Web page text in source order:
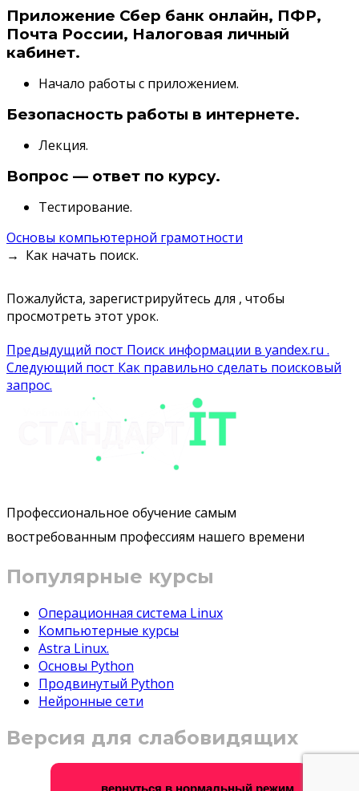
Приложение Сбер банк онлайн, ПФР,
Почта России, Налоговая личный
кабинет.
Начало работы с приложением.
Безопасность работы в интернете.
Лекция.
Вопрос — ответ по курсу.
Тестирование.
Основы компьютерной грамотности
Как начать поиск.
Пожалуйста, зарегистрируйтесь для , чтобы
просмотреть этот урок.
Навигация
по
записям
Предыдущий пост Поиск информации в yandex.ru .
Следующий пост Как правильно сделать поисковый
запрос.
Профессиональное обучение самым
востребованным профессиям нашего времени
Популярные курсы
Операционная система Linux
Компьютерные курсы
Astra Linux.
Основы Python
Продвинутый Python
Нейронные сети
Версия для слабовидящих